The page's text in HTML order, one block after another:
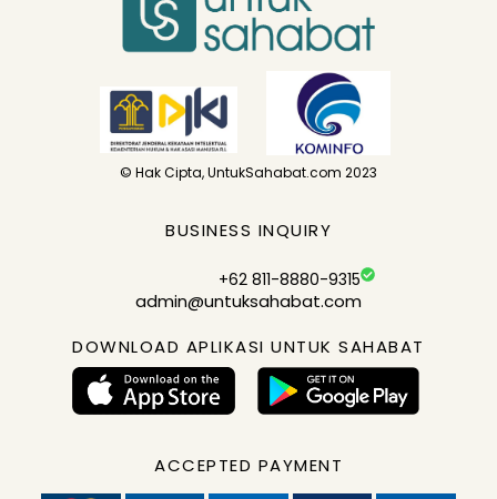
© Hak Cipta, UntukSahabat.com 2023
BUSINESS INQUIRY
+62 811-8880-9315
admin@untuksahabat.com
DOWNLOAD APLIKASI UNTUK SAHABAT
ACCEPTED PAYMENT